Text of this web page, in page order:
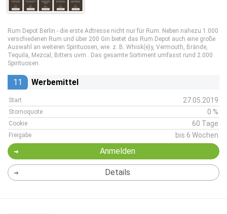
Rum Depot Berlin - die erste Adtresse nicht nur für Rum. Neben nahezu 1.000
verschiedenen Rum und über 200 Gin bietet das Rum Depot auch eine große
Auswahl an weiteren Spirituosen, wie. z. B. Whisk(e)y, Vermouth, Brände,
Tequila, Mezcal, Bitters uvm.. Das gesamte Sortiment umfasst rund 2.000
Spirituosen.
11 Werbemittel
Start 27.05.2019
Stornoquote 0 %
Cookie 60 Tage
Freigabe bis 6 Wochen
Anmelden
Details